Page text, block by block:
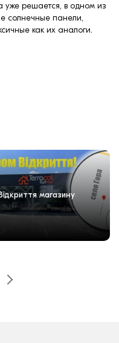
уже решается, в одном из
солнечные панели,
как их аналоги.
магазину